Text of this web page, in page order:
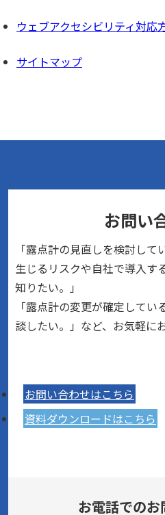
ウェブアクセシビリティ対応
サイトマップ
お問い
「露点計の見直しを検討し
生じるリスクや自社で導入す
知りたい。」
「露点計の変更が確定して
談したい。」など、お気軽に
お問い合わせはこちら
資料ダウンロードはこちら
お電話での